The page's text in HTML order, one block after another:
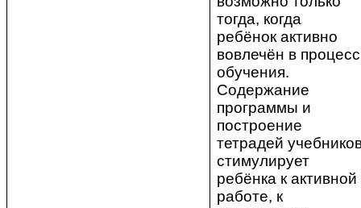
тогда, когда
ребёнок активно
вовлечён в процесс
обучения.
Содержание
программы и
построение
тетрадей
стимулирует
ребёнка к активной
работе, к